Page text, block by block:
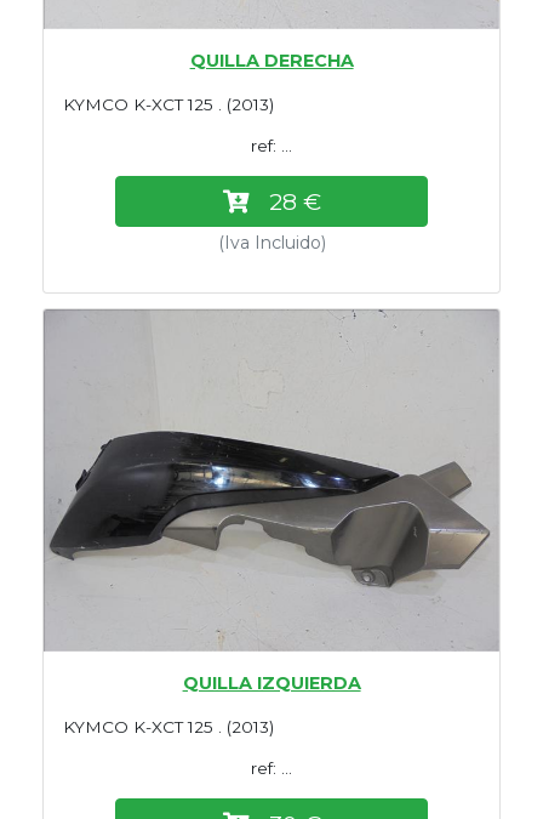
QUILLA DERECHA
KYMCO K-XCT 125 . (2013)
ref: ...
28 €
(Iva Incluido)
QUILLA IZQUIERDA
KYMCO K-XCT 125 . (2013)
ref: ...